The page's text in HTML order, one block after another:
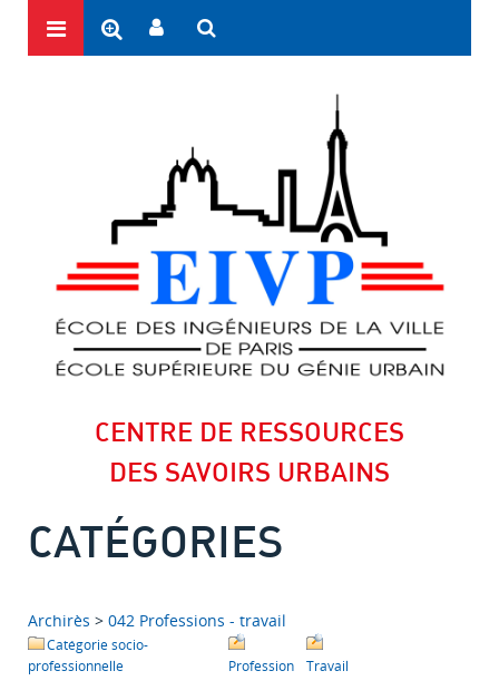
CENTRE DE RESSOURCES
DES SAVOIRS URBAINS
CATÉGORIES
Archirès > 042 Professions - travail
Catégorie socio-
professionnelle
Profession Travail